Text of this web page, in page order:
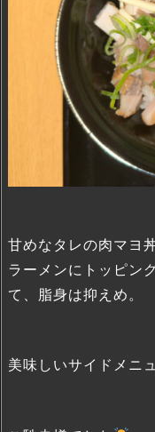
甘めなタレの肉マヨ丼
ラーメンにトッピン
て、脂身は抑えめ。
美味しいサイドメニ